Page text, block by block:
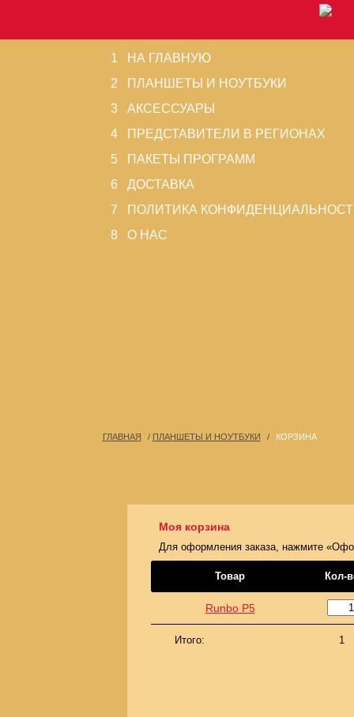
1 НА ГЛАВНУЮ
2 ПЛАНШЕТЫ И НОУТБУКИ
3 АКСЕССУАРЫ
4 ПРЕДСТАВИТЕЛИ В РЕГИОНАХ
5 ПАКЕТЫ ПРОГРАММ
6 ДОСТАВКА
7 ПОЛИТИКА
8 О НАС
ГЛАВНАЯ / ПЛАНШЕТЫ И НОУТБУКИ / КОРЗИНА
Моя корзина
Для оформления заказа, нажмите
Товар Кол-
Runbo P5
Итого: 1